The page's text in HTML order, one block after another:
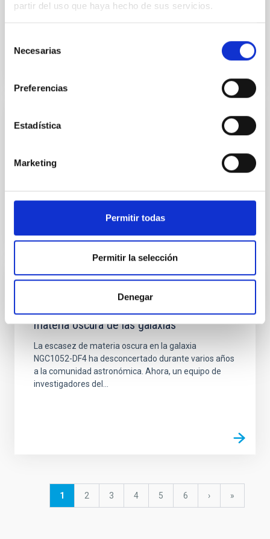
partir del uso que haya hecho de sus servicios.
Necesarias
Preferencias
Estadística
Marketing
Permitir todas
Permitir la selección
Denegar
el Museo de la Ciencia y el Cosmos, de Museos de
PUBLICACIÓN
Gravitational-wave Searches - IV.
Scorpius X-1
materia oscura de las galaxias
La escasez de materia oscura en la galaxia
NGC1052-DF4 ha desconcertado durante varios años
a la comunidad astronómica. Ahora, un equipo de
investigadores del...
PaginaciónPágina
1 Página
2 Página
3 Página
4 Página
5 Página
6
Siguiente
›
última
»